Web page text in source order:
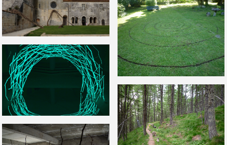
FLUX PAYSAGE, 2015
JARDINS D'ÉCRITURE, 2011
GRAVITÉ 0 # 8, 2009